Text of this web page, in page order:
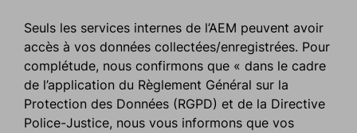
Seuls les services internes de l’AEM peuvent avoir
accès à vos données collectées/enregistrées. Pour
complétude, nous confirmons que « dans le cadre
de l’application du Règlement Général sur la
Protection des Données (RGPD) et de la Directive
Police-Justice, nous vous informons que vos